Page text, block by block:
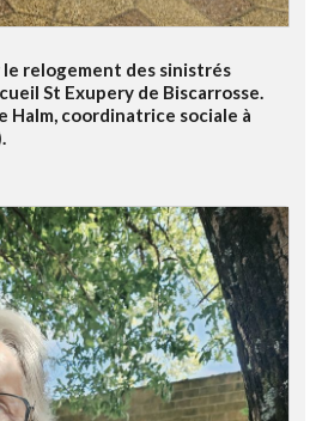
relogement des sinistrés
St Exupery de Biscarrosse.
Halm, coordinatrice sociale à